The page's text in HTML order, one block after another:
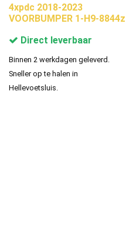
4xpdc 2018-2023
VOORBUMPER 1-H9-8844z
Direct leverbaar
Binnen 2 werkdagen geleverd.
Sneller op te halen in
Hellevoetsluis.